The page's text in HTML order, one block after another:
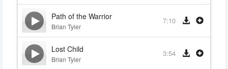
Path of the Warrior
Brian Tyler
7:10
Lost Child
Brian Tyler
3:54